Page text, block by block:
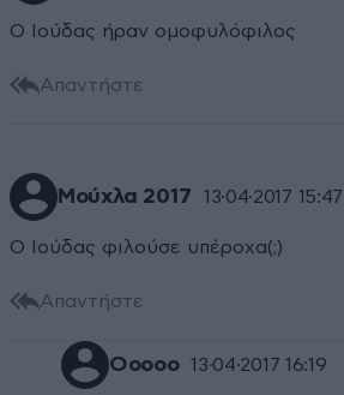
Ο Ιούδας ήραν ομοφυλόφιλος
Απαντήστε
Μούχλα 2017 13·04·2017 15:47
Ο Ιούδας φιλούσε υπέροχα(;)
Απαντήστε
Ooooo 13·04·2017 16:19